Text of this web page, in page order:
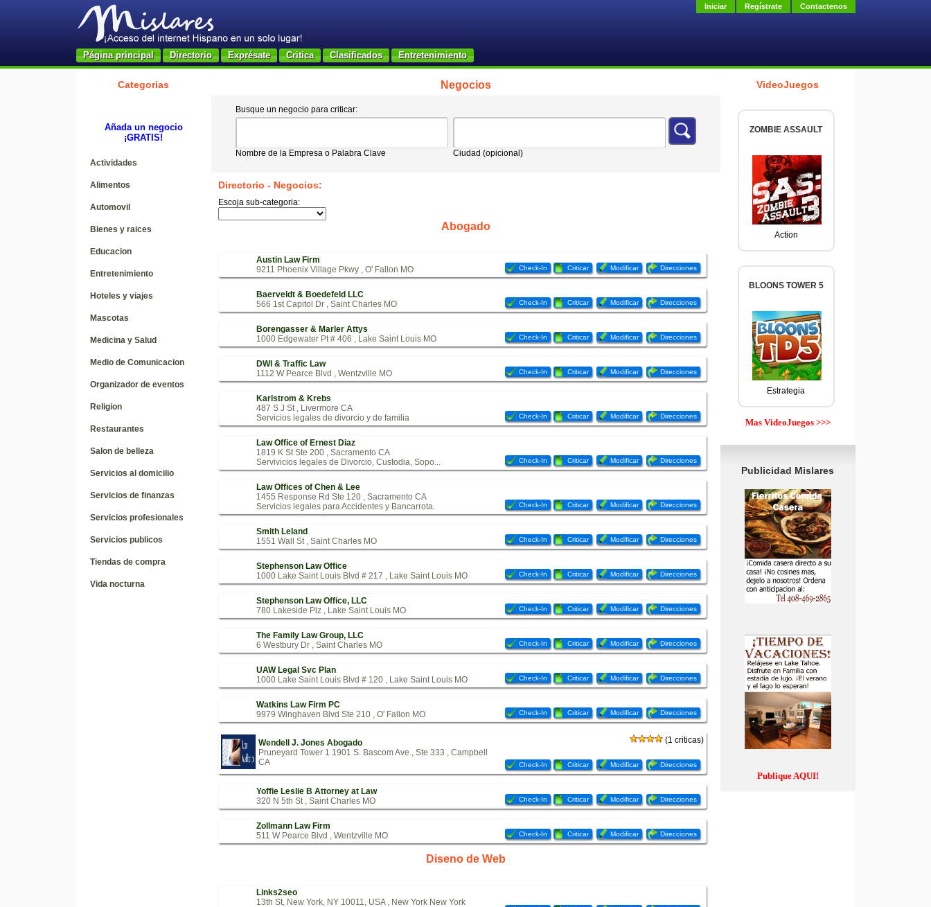
Iniciar Regístrate Contactenos
Página principal Directorio Exprésate Critica Clasificados Entretenimiento
Categorias
Añada un negocio
¡GRATIS!
Actividades
Alimentos
Automovil
Bienes y raices
Educacion
Entretenimiento
Hoteles y viajes
Mascotas
Medicina y Salud
Medio de Comunicacion
Organizador de eventos
Religion
Restaurantes
Salon de belleza
Servicios al domicilio
Servicios de finanzas
Servicios profesionales
Servicios publicos
Tiendas de compra
Vida nocturna
Negocios
Busque un negocio para criticar:
Nombre de la Empresa o Palabra Clave Ciudad (opicional)
Directorio - Negocios:
Escoja sub-categoria:
Abogado
Austin Law Firm
9211 Phoenix Village Pkwy , O' Fallon MO
Check-In Criticar Modificar Direcciones
Baerveldt & Boedefeld LLC
566 1st Capitol Dr , Saint Charles MO
Check-In Criticar Modificar Direcciones
Borengasser & Marler Attys
1000 Edgewater Pt # 406 , Lake Saint Louis MO
Check-In Criticar Modificar Direcciones
DWI & Traffic Law
1112 W Pearce Blvd , Wentzville MO
Check-In Criticar Modificar Direcciones
Karlstrom & Krebs
487 S J St , Livermore CA
Servicios legales de divorcio y de familia
Check-In Criticar Modificar Direcciones
Law Office of Ernest Diaz
1819 K St Ste 200 , Sacramento CA
Servivicios legales de Divorcio, Custodia, Sopo...
Check-In Criticar Modificar Direcciones
Law Offices of Chen & Lee
1455 Response Rd Ste 120 , Sacramento CA
Servicios legales para Accidentes y Bancarrota.
Check-In Criticar Modificar Direcciones
Smith Leland
1551 Wall St , Saint Charles MO
Check-In Criticar Modificar Direcciones
Stephenson Law Office
1000 Lake Saint Louis Blvd # 217 , Lake Saint Louis MO
Check-In Criticar Modificar Direcciones
Stephenson Law Office, LLC
780 Lakeside Plz , Lake Saint Louis MO
Check-In Criticar Modificar Direcciones
The Family Law Group, LLC
6 Westbury Dr , Saint Charles MO
Check-In Criticar Modificar Direcciones
UAW Legal Svc Plan
1000 Lake Saint Louis Blvd # 120 , Lake Saint Louis MO
Check-In Criticar Modificar Direcciones
Watkins Law Firm PC
9979 Winghaven Blvd Ste 210 , O' Fallon MO
Check-In Criticar Modificar Direcciones
Wendell J. Jones Abogado
Pruneyard Tower 1 1901 S. Bascom Ave., Ste 333 , Campbell
CA
(1 criticas)
Check-In Criticar Modificar Direcciones
Yoffie Leslie B Attorney at Law
320 N 5th St , Saint Charles MO
Check-In Criticar Modificar Direcciones
Zollmann Law Firm
511 W Pearce Blvd , Wentzville MO
Check-In Criticar Modificar Direcciones
Diseno de Web
Links2seo
13th St, New York, NY 10011, USA , New York New York
VideoJuegos
ZOMBIE ASSAULT
Action
BLOONS TOWER 5
Estrategia
Mas VideoJuegos >>>
Publicidad Mislares
Publique AQUI!